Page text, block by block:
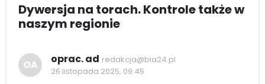
Dywersja na torach. Kontrole także w
naszym regionie
OA oprac. ad redakcja@bia24.pl
26 listopada 2025, 09:45